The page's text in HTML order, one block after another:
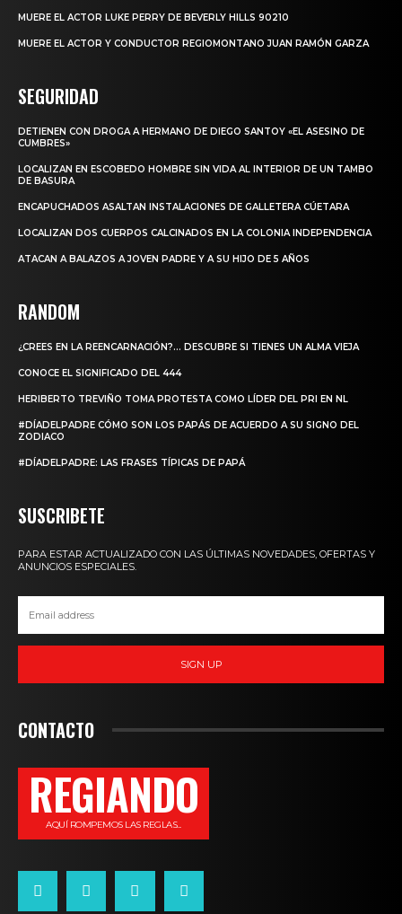
MUERE EL ACTOR LUKE PERRY DE BEVERLY HILLS 90210
MUERE EL ACTOR Y CONDUCTOR REGIOMONTANO JUAN RAMÓN GARZA
SEGURIDAD
DETIENEN CON DROGA A HERMANO DE DIEGO SANTOY «EL ASESINO DE
CUMBRES»
LOCALIZAN EN ESCOBEDO HOMBRE SIN VIDA AL INTERIOR DE UN TAMBO
DE BASURA
ENCAPUCHADOS ASALTAN INSTALACIONES DE GALLETERA CÚETARA
LOCALIZAN DOS CUERPOS CALCINADOS EN LA COLONIA INDEPENDENCIA
ATACAN A BALAZOS A JOVEN PADRE Y A SU HIJO DE 5 AÑOS
RANDOM
¿CREES EN LA REENCARNACIÓN?… DESCUBRE SI TIENES UN ALMA VIEJA
CONOCE EL SIGNIFICADO DEL 444
HERIBERTO TREVIÑO TOMA PROTESTA COMO LÍDER DEL PRI EN NL
#DÍADELPADRE CÓMO SON LOS PAPÁS DE ACUERDO A SU SIGNO DEL
ZODIACO
#DÍADELPADRE: LAS FRASES TÍPICAS DE PAPÁ
SUSCRIBETE
PARA ESTAR ACTUALIZADO CON LAS ÚLTIMAS NOVEDADES, OFERTAS Y
ANUNCIOS ESPECIALES.
SIGN UP
CONTACTO
REGIANDO
AQUÍ ROMPEMOS LAS REGLAS...